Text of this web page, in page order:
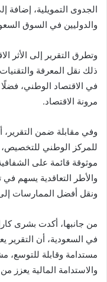
الجدوى التمويلية، إضافة
والدوليين في السوق
وتطرق التقرير إلى الأثر
ذلك نقل المعرفة
في الاقتصاد الوطني،
مرونة الاقتصاد.
وفي مقابلة ضمن التقرير،
للمركز الوطني للتخصيص،
موثوقة قائمة على
والأطر التعاقدية يسهم
ونقل أفضل الممارسات
من جانبها، أكدت بشرى
في السعودية، أن
مستدامة وقابلة للتوسع،
والاستدامة المالية يعزز